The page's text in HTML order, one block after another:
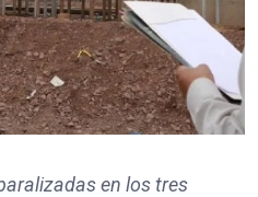
en los tres